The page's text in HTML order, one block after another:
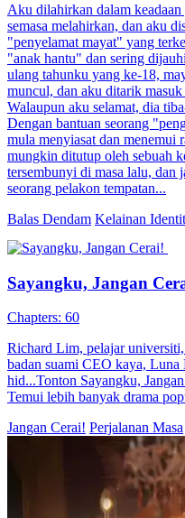
Aku dilahirkan dalam
semasa melahirkan, dan aku
"penyelamat mayat" yang
"anak hantu" dan sering
ulang tahunku yang ke-18,
muncul, dan aku ditarik
Walaupun aku selamat, dia
Dengan bantuan seorang
mula menyiasat dan menemui
mungkin ditutup oleh sebuah
tersembunyi di masa lalu, dan
seorang pelakon tempatan...
Balas Dendam Kelainan
Sayangku, Jangan
Chapters: 60
Richard Lim, pelajar
badan suami CEO kaya,
hid...Tonton Sayangku,
Temui lebih banyak drama
Jangan Cerai! Perjalanan Masa